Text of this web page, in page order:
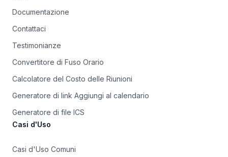
Documentazione
Contattaci
Testimonianze
Convertitore di Fuso Orario
Calcolatore del Costo delle Riunioni
Generatore di link Aggiungi al calendario
Generatore di file ICS
Casi d'Uso
Casi d'Uso Comuni